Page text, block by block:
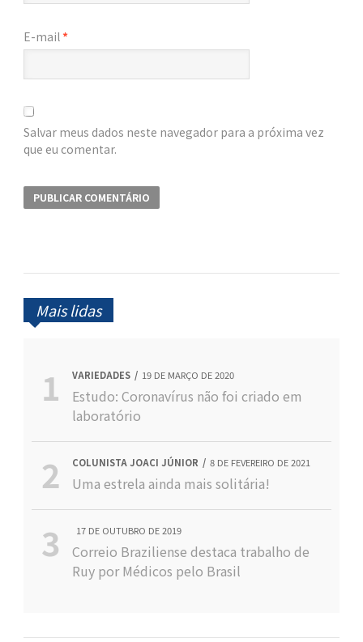
E-mail *
Salvar meus dados neste navegador para a próxima vez
que eu comentar.
Mais lidas
VARIEDADES 19 DE MARÇO DE 2020
Estudo: Coronavírus não foi criado em
laboratório
COLUNISTA JOACI JÚNIOR 8 DE FEVEREIRO DE 2021
Uma estrela ainda mais solitária!
17 DE OUTUBRO DE 2019
Correio Braziliense destaca trabalho de
Ruy por Médicos pelo Brasil